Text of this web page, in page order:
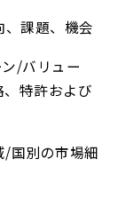
、課題、機会
/バリュー
、特許および
/国別の市場細